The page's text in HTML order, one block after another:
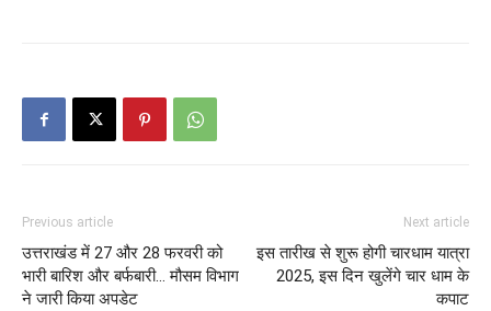
Previous article
उत्तराखंड में 27 और 28 फरवरी को
भारी बारिश और बर्फबारी… मौसम विभाग
ने जारी किया अपडेट
Next article
इस तारीख से शुरू होगी चारधाम यात्रा
2025, इस दिन खुलेंगे चार धाम के
कपाट